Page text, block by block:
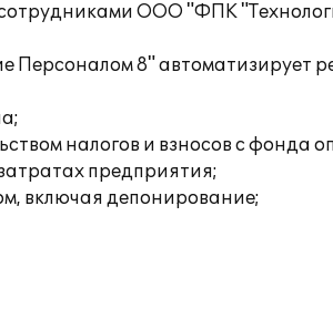
ООО "ФПК
Персоналом 8" автоматизирует
налогов и взносов с фонда
предприятия;
включая депонирование;